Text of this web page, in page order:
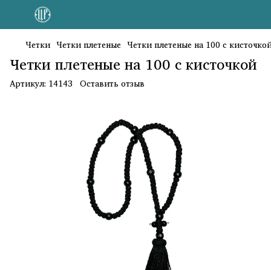
Четки Четки плетеные Четки плетеные на 100 с
Четки плетеные на 100 с кисточкой
Артикул: 14143 Оставить отзыв